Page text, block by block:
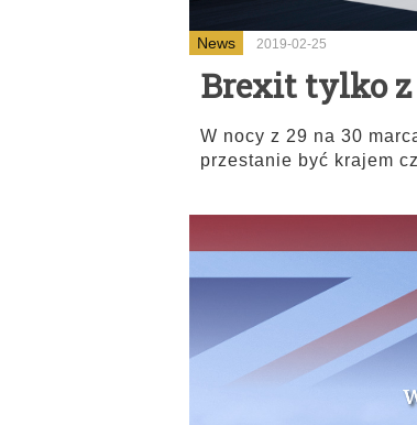
News 2019-02-25
Brexit tylko
W nocy z 29 na 30
przestanie być krajem